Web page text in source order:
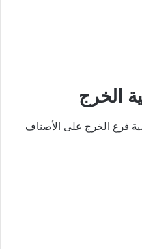
الخرج
فرع الخرج على الأصناف